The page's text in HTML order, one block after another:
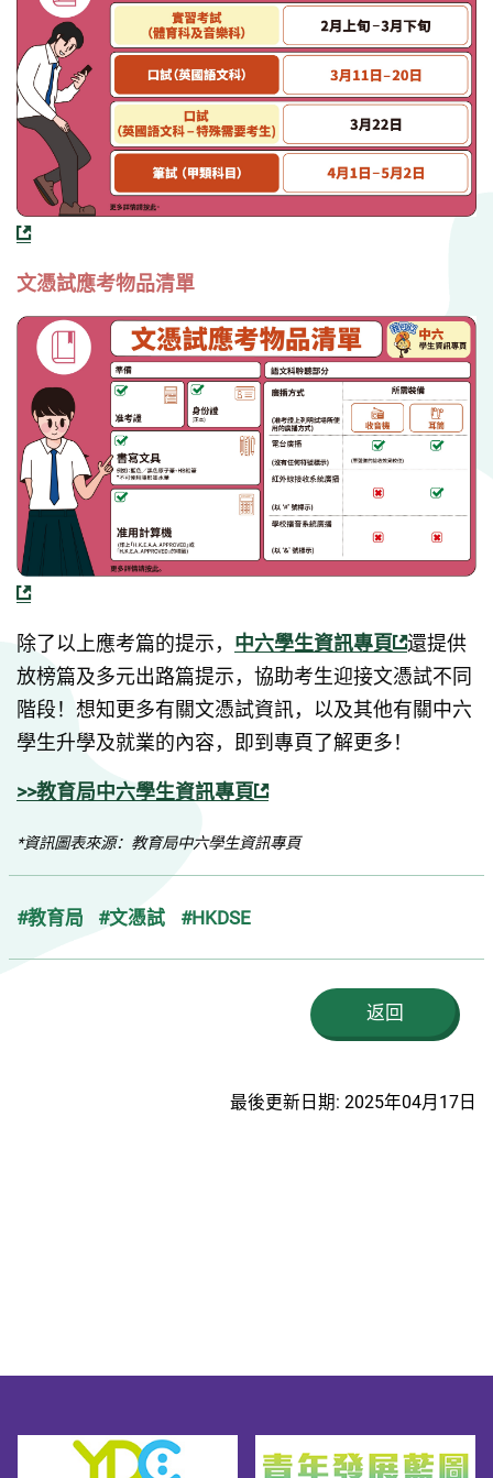
文憑試應考物品清單
除了以上應考篇的提示， 中六學生資訊專頁 還提供
放榜篇及多元出路篇提示，協助考生迎接文憑試不同
階段！想知更多有關文憑試資訊，以及其他有關中六
學生升學及就業的內容，即到專頁了解更多！
>>教育局中六學生資訊專頁
*資訊圖表來源：教育局中六學生資訊專頁
#教育局 #文憑試 #HKDSE
返回
最後更新日期: 2025年04月17日